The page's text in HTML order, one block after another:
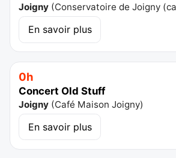
Joigny (Conservatoire de Joigny
En savoir plus
0h
Concert Old Stuff
Joigny (Café Maison Joigny)
En savoir plus